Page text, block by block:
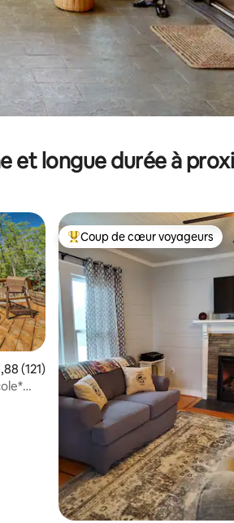
et longue durée à
: 4,98 sur 5
moyenne sur la base de 121
(121)
Coups de cœur voyageurs les
Coup de cœur voyageurs